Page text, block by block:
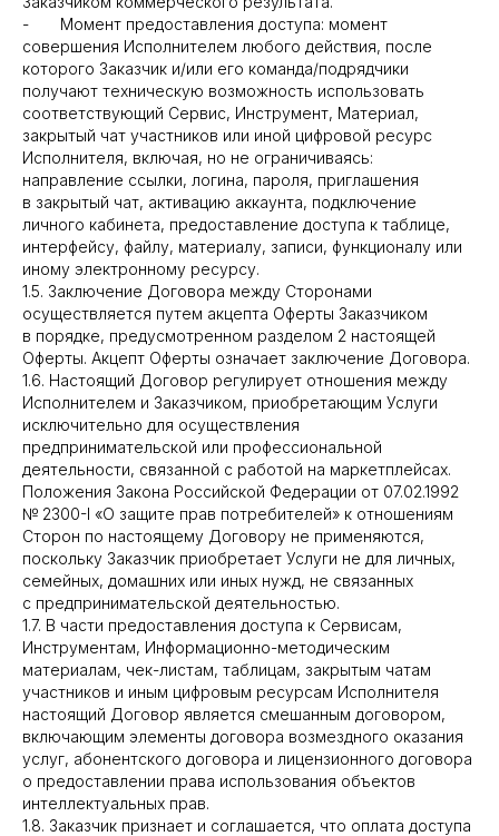
- Момент предоставления доступа: момент
совершения Исполнителем любого действия, после
которого Заказчик и/или его команда/подрядчики
получают техническую возможность использовать
соответствующий Сервис, Инструмент, Материал,
закрытый чат участников или иной цифровой ресурс
Исполнителя, включая, но не ограничиваясь:
направление ссылки, логина, пароля, приглашения
в закрытый чат, активацию аккаунта, подключение
личного кабинета, предоставление доступа к таблице,
интерфейсу, файлу, материалу, записи, функционалу или
иному электронному ресурсу.
1.5. Заключение Договора между Сторонами
осуществляется путем акцепта Оферты Заказчиком
в порядке, предусмотренном разделом 2 настоящей
Оферты. Акцепт Оферты означает заключение Договора.
1.6. Настоящий Договор регулирует отношения между
Исполнителем и Заказчиком, приобретающим Услуги
исключительно для осуществления
предпринимательской или профессиональной
деятельности, связанной с работой на маркетплейсах.
Положения Закона Российской Федерации от 07.02.1992
№ 2300-I «О защите прав потребителей» к отношениям
Сторон по настоящему Договору не применяются,
поскольку Заказчик приобретает Услуги не для личных,
семейных, домашних или иных нужд, не связанных
с предпринимательской деятельностью.
1.7. В части предоставления доступа к Сервисам,
Инструментам, Информационно-методическим
материалам, чек-листам, таблицам, закрытым чатам
участников и иным цифровым ресурсам Исполнителя
настоящий Договор является смешанным договором,
включающим элементы договора возмездного оказания
услуг, абонентского договора и лицензионного договора
о предоставлении права использования объектов
интеллектуальных прав.
1.8. Заказчик признает и соглашается, что оплата доступа